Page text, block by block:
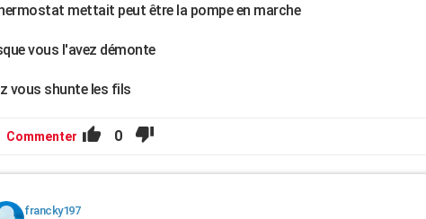
mettait peut être la pompe en marche
vous l'avez démonte
vous shunte les fils
Commenter 0
francky197